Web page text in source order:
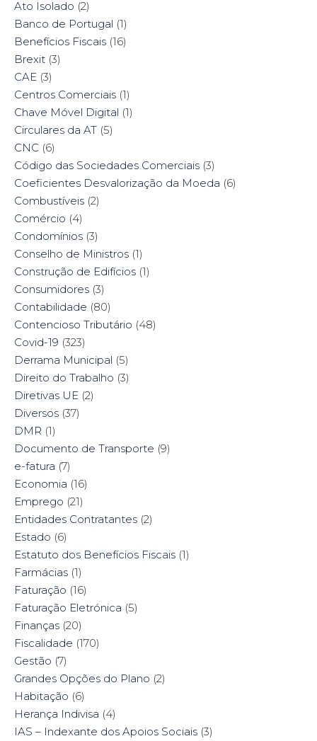
Ato Isolado (2)
Banco de Portugal (1)
Benefícios Fiscais (16)
Brexit (3)
CAE (3)
Centros Comerciais (1)
Chave Móvel Digital (1)
Circulares da AT (5)
CNC (6)
Código das Sociedades Comerciais (3)
Coeficientes Desvalorização da Moeda (6)
Combustíveis (2)
Comércio (4)
Condomínios (3)
Conselho de Ministros (1)
Construção de Edifícios (1)
Consumidores (3)
Contabilidade (80)
Contencioso Tributário (48)
Covid-19 (323)
Derrama Municipal (5)
Direito do Trabalho (3)
Diretivas UE (2)
Diversos (37)
DMR (1)
Documento de Transporte (9)
e-fatura (7)
Economia (16)
Emprego (21)
Entidades Contratantes (2)
Estado (6)
Estatuto dos Benefícios Fiscais (1)
Farmácias (1)
Faturação (16)
Faturação Eletrónica (5)
Finanças (20)
Fiscalidade (170)
Gestão (7)
Grandes Opções do Plano (2)
Habitação (6)
Herança Indivisa (4)
IAS – Indexante dos Apoios Sociais (3)